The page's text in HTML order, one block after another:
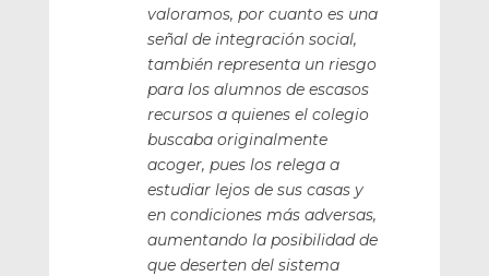
valoramos, por cuanto es una
señal de integración social,
también representa un riesgo
para los alumnos de escasos
recursos a quienes el colegio
buscaba originalmente
acoger, pues los relega a
estudiar lejos de sus casas y
en condiciones más adversas,
aumentando la posibilidad de
que deserten del sistema